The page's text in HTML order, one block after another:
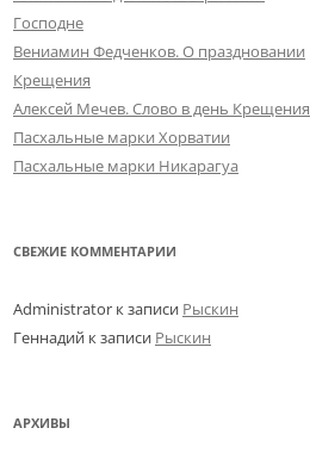
Господне
Вениамин Федченков. О праздновании
Крещения
Алексей Мечев. Слово в день Крещения
Пасхальные марки Хорватии
Пасхальные марки Никарагуа
СВЕЖИЕ КОММЕНТАРИИ
Administrator к записи Рыскин
Геннадий к записи Рыскин
АРХИВЫ